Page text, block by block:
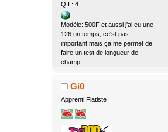
Q.I.: 4
Modèle: 500F et aussi j'ai eu une
126 un temps, ce'st pas
important mais ça me permet de
faire un test de longueur de
champ...
Gi0
Apprenti Fiatiste